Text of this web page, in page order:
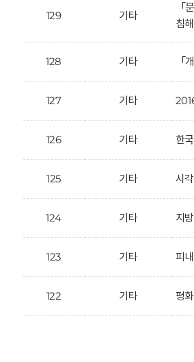
129 기타
「
침
128 기타 「
127 기타
126 기타 한
125 기타 시
124 기타 지
123 기타 피
122 기타 평